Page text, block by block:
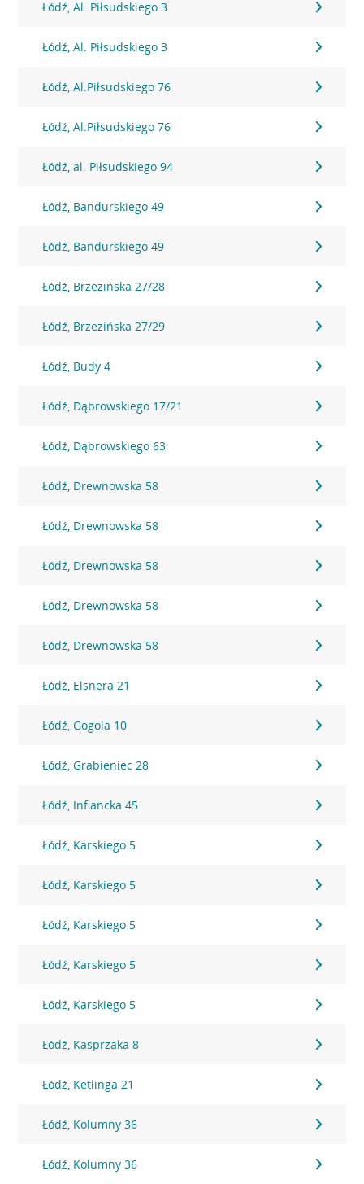
Łódź, Al. Piłsudskiego 3
Łódź, Al. Piłsudskiego 3
Łódź, Al.Piłsudskiego 76
Łódź, Al.Piłsudskiego 76
Łódź, al. Piłsudskiego 94
Łódź, Bandurskiego 49
Łódź, Bandurskiego 49
Łódź, Brzezińska 27/28
Łódź, Brzezińska 27/29
Łódź, Budy 4
Łódź, Dąbrowskiego 17/21
Łódź, Dąbrowskiego 63
Łódź, Drewnowska 58
Łódź, Drewnowska 58
Łódź, Drewnowska 58
Łódź, Drewnowska 58
Łódź, Drewnowska 58
Łódź, Elsnera 21
Łódź, Gogola 10
Łódź, Grabieniec 28
Łódź, Inflancka 45
Łódź, Karskiego 5
Łódź, Karskiego 5
Łódź, Karskiego 5
Łódź, Karskiego 5
Łódź, Karskiego 5
Łódź, Kasprzaka 8
Łódź, Ketlinga 21
Łódź, Kolumny 36
Łódź, Kolumny 36